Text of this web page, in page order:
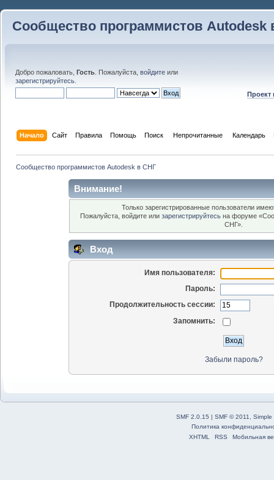
Сообщество программистов Autodesk
Добро пожаловать, Гость . Пожалуйста, войдите или
зарегистрируйтесь
Проект
Начало Сайт Правила Помощь Поиск Непрочитанные Календарь
Сообщество программистов Autodesk в СНГ
Внимание!
Только зарегистрированные пользователи
Пожалуйста, войдите или зарегистрируйтесь на форуме
СНГ».
Вход
Имя пользователя:
Пароль:
Продолжительность сессии:
Запомнить:
Забыли пароль?
SMF 2.0.15 | SMF © 2011
Simple
Политика
XHTML
RSS Мобильная